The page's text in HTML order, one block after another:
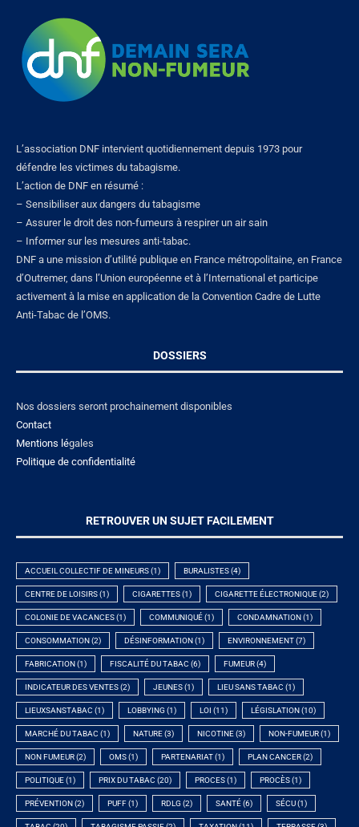
L’association DNF intervient quotidiennement depuis 1973 pour
défendre les victimes du tabagisme.
L’action de DNF en résumé :
– Sensibiliser aux dangers du tabagisme
– Assurer le droit des non-fumeurs à respirer un air sain
– Informer sur les mesures anti-tabac.
DNF a une mission d’utilité publique en France métropolitaine, en France
d’Outremer, dans l’Union européenne et à l’International et participe
activement à la mise en application de la Convention Cadre de Lutte
Anti-Tabac de l’OMS.
DOSSIERS
Nos dossiers seront prochainement disponibles
Contact
Mentions légales
Politique de confidentialité
RETROUVER UN SUJET FACILEMENT
ACCUEIL COLLECTIF DE MINEURS(1) BURALISTES(4)
CENTRE DE LOISIRS(1) CIGARETTES(1) CIGARETTE ÉLECTRONIQUE(2)
COLONIE DE VACANCES(1) COMMUNIQUÉ(1) CONDAMNATION (1)
CONSOMMATION (2) DÉSINFORMATION (1) ENVIRONNEMENT(7)
FABRICATION (1) FISCALITÉ DU TABAC (6) FUMEUR(4)
INDICATEUR DES VENTES(2) JEUNES(1) LIEU SANS TABAC (1)
LIEUXSANSTABAC (1) LOBBYING (1) LOI (11) LÉGISLATION (10)
MARCHÉ DU TABAC (1) NATURE(3) NICOTINE(3) NON-FUMEUR(1)
NON FUMEUR(2) OMS(1) PARTENARIAT(1) PLAN CANCER(2)
POLITIQUE(1) PRIX DU TABAC (20) PROCES(1) PROCÈS(1)
PRÉVENTION (2) PUFF(1) RDLG (2) SANTÉ(6) SÉCU(1)